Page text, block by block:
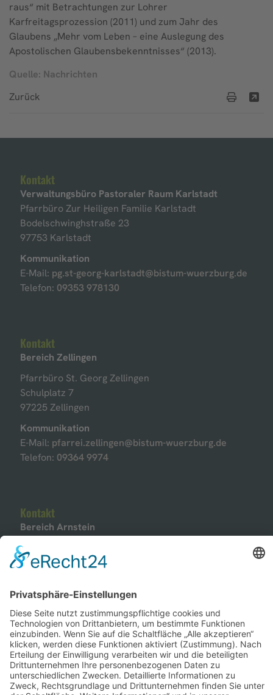
raus“ mit Betrachtungen zur Lohrer
Karfreitagsprozession (2011) und zum Jahr des
Glaubens „Mehr vom Leben – eine Auslegung des
Apostolischen Glaubensbekenntnisses“ (2013).
Quelle: Nachrichten
Zurück
Kontakt
Verwaltungsbüro Pastoraler Raum Karlstadt
Pfarrbüro Zur Heiligen Familie Karlstadt
Bodelschwinghstraße 23
97753 Karlstadt
Kommunikation
E-Mail: pg.st-georg-karlstadt@bistum-wuerzburg.de
Telefon: 09353 978130
Kontakt
Bereich Zellingen
Pfarrbüro St. Georg Zellingen
Schulplatz 7
97225 Zellingen
Kommunikation
E-Mail: pfarrei.zellingen@bistum-wuerzburg.de
Telefon: 09364 9974
Kontakt
Bereich Arnstein
Arnstein
97450 Arnstein
Kommunikation
E-Mail:pfarrei.arnstein@bistum-wuerzburg.de
Telefon:09363 9975630